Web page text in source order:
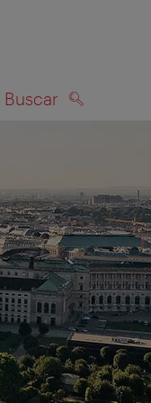
Buscar